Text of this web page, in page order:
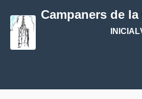
Campaners de
INICIAL